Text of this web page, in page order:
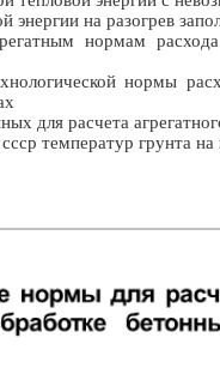
на разогрев
нормам
нормы
для расчета
температур грунта